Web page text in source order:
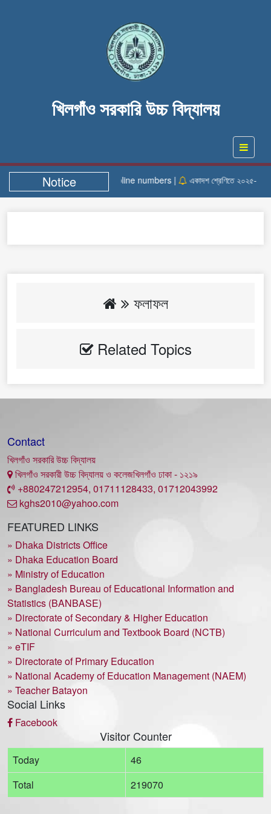
খিলগাঁও সরকারি উচ্চ বিদ্যালয়
Notice Helpline numbers | একাদশ শ্রেণিতে ২০২৫- ২০২৬
ফলাফল
Related Topics
Contact
খিলগাঁও সরকারি উচ্চ বিদ্যালয়
খিলগাঁও সরকারী উচ্চ বিদ্যালয় ও কলেজখিলগাঁও ঢাকা - ১২১৯
+880247212954, 01711128433, 01712043992
kghs2010@yahoo.com
FEATURED LINKS
» Dhaka Districts Office
» Dhaka Education Board
» Ministry of Education
» Bangladesh Bureau of Educational Information and
Statistics (BANBASE)
» Directorate of Secondary & Higher Education
» National Curriculum and Textbook Board (NCTB)
» eTIF
» Directorate of Primary Education
» National Academy of Education Management (NAEM)
» Teacher Batayon
Social Links
Facebook
Visitor Counter
Today
46
Total
219070